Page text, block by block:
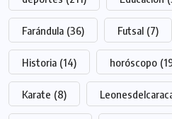
Farándula (36) Futsal (7)
Historia (14) horóscopo
Karate (8)